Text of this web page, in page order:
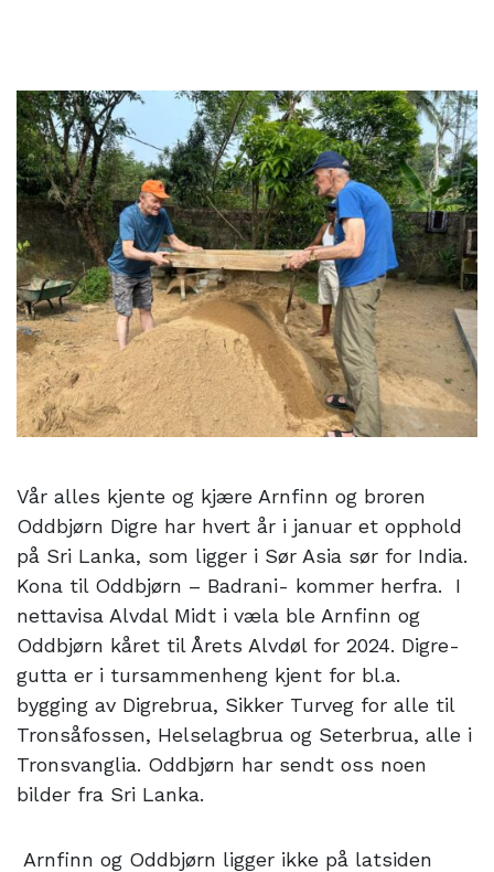
Skrevet av Johan Ragnar Eggen
23. januar 2026
Vår alles kjente og kjære Arnfinn og broren
Oddbjørn Digre har hvert år i januar et opphold
på Sri Lanka, som ligger i Sør Asia sør for India.
Kona til Oddbjørn – Badrani- kommer herfra. I
nettavisa Alvdal Midt i væla ble Arnfinn og
Oddbjørn kåret til Årets Alvdøl for 2024. Digre-
gutta er i tursammenheng kjent for bl.a.
bygging av Digrebrua, Sikker Turveg for alle til
Tronsåfossen, Helselagbrua og Seterbrua, alle i
Tronsvanglia. Oddbjørn har sendt oss noen
bilder fra Sri Lanka.
Arnfinn og Oddbjørn ligger ikke på latsiden